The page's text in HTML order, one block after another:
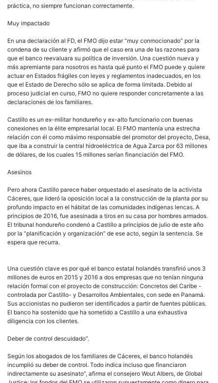
práctica, no siempre funcionan correctamente.
Muy impactado
En una declaración al FD, el FMO dijo estar “muy conmocionado” por la
condena de su cliente y afirmó que el caso era una de las razones para
que el banco reevaluara su política de inversión. Una cuestión nueva y
más apremiante para nosotros es hasta qué punto el FMO puede y quiere
actuar en Estados frágiles con leyes y reglamentos inadecuados, en los
que el Estado de Derecho sólo se aplica de forma limitada. Debido al
proceso judicial en curso, FMO no quiere responder concretamente a las
declaraciones de los familiares.
Castillo es un ex-militar hondureño y ex-alto funcionario con buenas
conexiones en la élite empresarial local. El FMO mantenía una estrecha
relación con él como máximo responsable del promotor del proyecto, Desa,
que iba a construir la central hidroeléctrica de Agua Zarca por 63 millones
de dólares, de los cuales 15 millones serían financiación del FMO.
Asesinos
Pero ahora Castillo parece haber orquestado el asesinato de la activista
Cáceres, que lideró la oposición local a la construcción de la planta por su
profundo impacto en el hábitat de las comunidades indígenas lencas. A
principios de 2016, fue asesinada a tiros en su casa por hombres armados.
El tribunal hondureño condenó a Castillo a principios de julio de este año
por la “planificación y organización” de ese acto, según la sentencia. Se
espera que recurra.
Una cuestión clave es por qué el banco estatal holandés transfirió unos 3
millones de euros en 2015 y 2016 a dos empresas que no tenían ninguna
relación formal con el proyecto de construcción: Concretos del Caribe -
controlada por Castillo- y Desarrollos Ambientales, con sede en Panamá.
Sus accionistas no pudieron ser identificados a partir de fuentes públicas.
El banco ha sostenido que ha sometido a Castillo a una exhaustiva
diligencia con los clientes.
Deber de control descuidado”.
Según los abogados de los familiares de Cáceres, el banco holandés
incumplió su deber de control. Todo indica incluso que financiaron
indirectamente su asesinato”, afirma el consejero Wout Albers, de Global